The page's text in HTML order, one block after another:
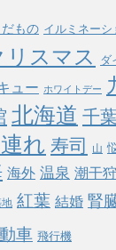
だもの イルミネーシ
リスマス ダ
ュー ホワイトデー
北海道 千葉
れ 寿司 山
海外 温泉 潮干
紅葉 結婚 腎
車 飛行機